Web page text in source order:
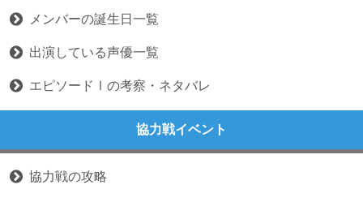
メンバーの誕生日一覧
出演している声優一覧
エピソードⅠの考察・ネタバレ
協力戦イベント
協力戦の攻略